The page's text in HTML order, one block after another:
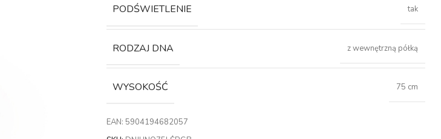
PODŚWIETLENIE tak
RODZAJ DNA z wewnętrzną półką
WYSOKOŚĆ 75 cm
EAN: 5904194682057